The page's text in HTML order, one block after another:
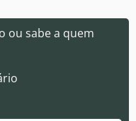
ou sabe a quem